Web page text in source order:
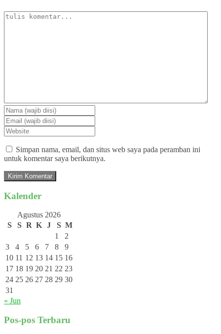
Simpan nama, email, dan situs web saya pada peramban ini
untuk komentar saya berikutnya.
Kalender
Agustus 2026
S
S R K J S M
1
2
3
4 5 6 7 8
9
10 11 12 13 14 15 16
17 18 19 20 21 22 23
24 25 26 27 28 29 30
31
« Jun
Pos-pos Terbaru